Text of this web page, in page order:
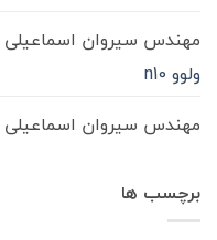
مهندس سیروان اسماعیلی
ولوو n10
مهندس سیروان اسماعیلی
برچسب ها